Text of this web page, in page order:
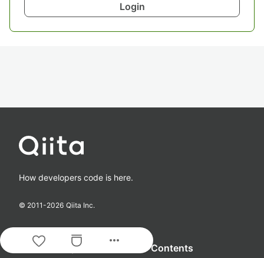
Login
more_horiz
How developers code is here.
© 2011-2026 Qiita Inc.
Guide & Help Contents